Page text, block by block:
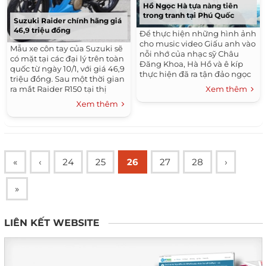
Suzuki Raider chính hãng giá
46,9 triệu đồng
Mẫu xe côn tay của Suzuki sẽ
có mặt tại các đại lý trên toàn
quốc từ ngày 10/1, với giá 46,9
triệu đồng. Sau một thời gian
ra mắt Raider R150 tại thị
trường Việt Nam ở nhiều tỉnh
Xem thêm
Hồ Ngọc Hà tựa nàng tiên
trong tranh tại Phú Quốc
Để thực hiện những hình ảnh
cho music video Giấu anh vào
nỗi nhớ của nhạc sỹ Châu
Đăng Khoa, Hà Hồ và ê kíp
thực hiện đã ra tận đảo ngọc
Phú Quốc để chọn những bối
cảnh thiên nhiên hoang sơ....
Xem thêm
« ‹ 24 25 26 27 28 ›
»
LIÊN KẾT WEBSITE